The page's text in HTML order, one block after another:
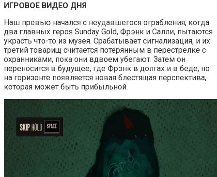
ИГРОВОЕ ВИДЕО ДНЯ
Наш превью начался с неудавшегося ограбления, когда
два главных героя Sunday Gold, Фрэнк и Салли, пытаются
украсть что-то из музея. Срабатывает сигнализация, и их
третий товарищ считается потерянным в перестрелке с
охранниками, пока они вдвоем убегают. Затем он
переносится в будущее, где Фрэнк в долгах и в беде, но
на горизонте появляется новая блестящая перспектива,
которая может быть прибыльной.